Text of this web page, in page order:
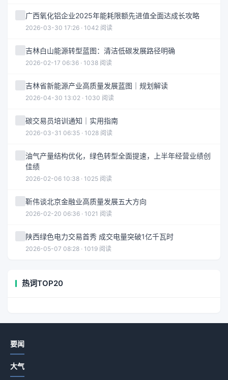
广西氧化铝企业2025年能耗限额先进值全面达成长攻略
2026-03-30 17:26 · 1042 阅读
吉林白山能源转型蓝图：清洁低碳发展路径明确
2026-02-17 06:36 · 1038 阅读
吉林省新能源产业高质量发展蓝图｜规划解读
2026-04-30 13:02 · 1030 阅读
碳交易员培训通知｜实用指南
2026-03-31 06:35 · 1028 阅读
油气产量结构优化，绿色转型全面提速，上半年经营业绩创
佳绩
2026-02-06 10:38 · 1025 阅读
靳伟谈北京金融业高质量发展五大方向
2026-02-20 06:36 · 1021 阅读
陕西绿色电力交易首秀 成交电量突破1亿千瓦时
2026-05-07 08:28 · 1019 阅读
热词TOP20
要闻
大气